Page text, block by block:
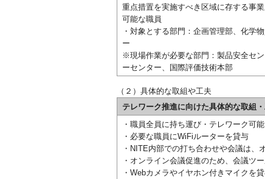
重点措置を実施すべき区域に存する事
可能な職員
・対象とする部門：企画管理部、化学
ー
※現場作業が必要な部門：製品安全セ
ーセンター、国際評価技術本部
（２）具体的な取組や工夫
テレワーク推進に向けた具体的な取組
・職員全員に持ち運び・テレワーク可
・必要な職員にWiFiルーターを貸与
・NITE内部での打ち合わせや会議は、
・オンライン会議促進のため、会議ツ
・Webカメラやイヤホン付きマイクを